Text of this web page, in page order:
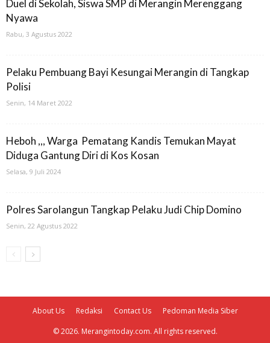
Duel di Sekolah, Siswa SMP di Merangin Merenggang
Nyawa
Rabu, 3 Agustus 2022
Pelaku Pembuang Bayi Kesungai Merangin di Tangkap
Polisi
Senin, 14 Maret 2022
Heboh ,,, Warga Pematang Kandis Temukan Mayat
Diduga Gantung Diri di Kos Kosan
Selasa, 9 Juli 2024
Polres Sarolangun Tangkap Pelaku Judi Chip Domino
Senin, 22 Agustus 2022
About Us Redaksi Contact Us
Pedoman Media Siber
© 2026. Merangintoday.com. All rights reserved.